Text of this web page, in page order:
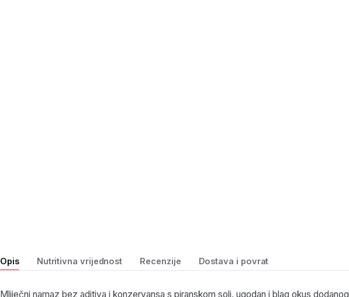
Opis Nutritivna vrijednost Recenzije Dostava i povrat
Mliječni namaz bez aditiva i konzervansa s piranskom soli, ugodan i blag okus dodanog